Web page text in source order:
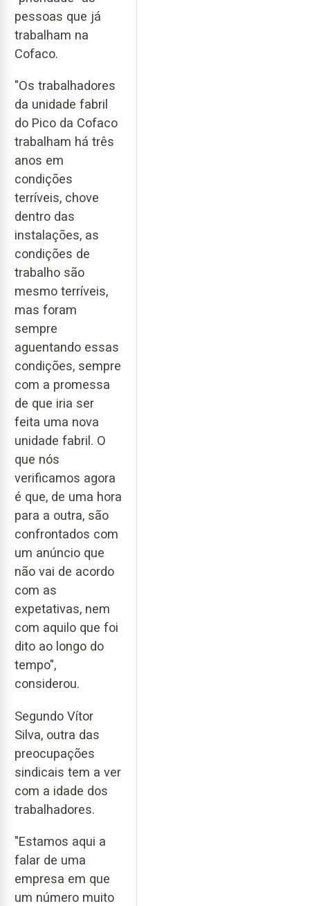
pessoas que já
trabalham na
Cofaco.
"Os trabalhadores
da unidade fabril
do Pico da Cofaco
trabalham há três
anos em
condições
terríveis, chove
dentro das
instalações, as
condições de
trabalho são
mesmo terríveis,
mas foram
sempre
aguentando essas
condições, sempre
com a promessa
de que iria ser
feita uma nova
unidade fabril. O
que nós
verificamos agora
é que, de uma hora
para a outra, são
confrontados com
um anúncio que
não vai de acordo
com as
expetativas, nem
com aquilo que foi
dito ao longo do
tempo",
considerou.
Segundo Vítor
Silva, outra das
preocupações
sindicais tem a ver
com a idade dos
trabalhadores.
"Estamos aqui a
falar de uma
empresa em que
um número muito